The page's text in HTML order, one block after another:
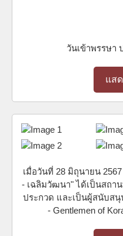
วันเข้าพรรษา
แส
เมื่อวันที่ 28 มิถุนายน
- เฉลิมวัฒนา" ได้เป็นสถา
ประกวด และเป็นผู้สนับสนุ
- Gentlemen of